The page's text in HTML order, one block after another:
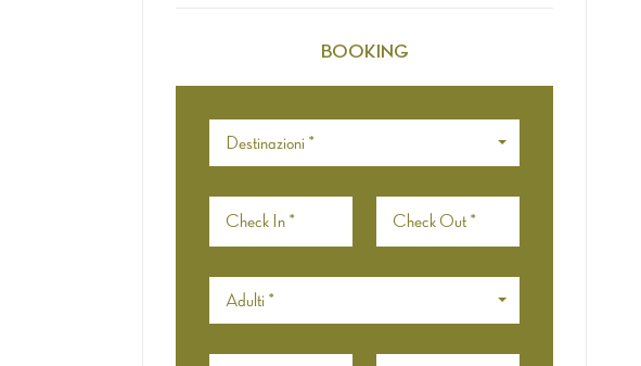
BOOKING
Destinazioni *
Adulti *